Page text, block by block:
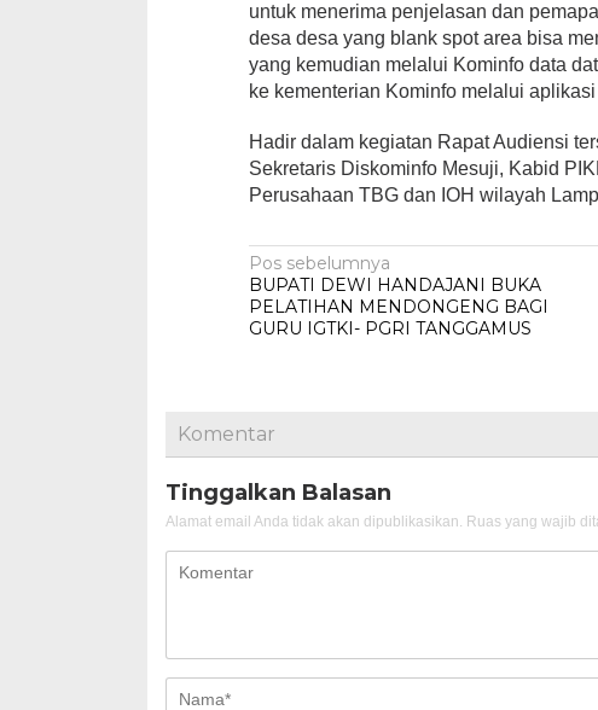
untuk menerima penjelasan dan
desa desa yang blank spot area bisa
yang kemudian melalui Kominfo data
ke kementerian Kominfo melalui
Hadir dalam kegiatan Rapat Audiensi
Sekretaris Diskominfo Mesuji, Kabid
Perusahaan TBG dan IOH wilayah
Navigasi
pos
Pos sebelumnya
BUPATI DEWI HANDAJANI BUKA
PELATIHAN MENDONGENG BAGI
GURU IGTKI- PGRI TANGGAMUS
Komentar
Tinggalkan Balasan
Alamat email Anda tidak akan dipublikasikan. Ruas yang wajib